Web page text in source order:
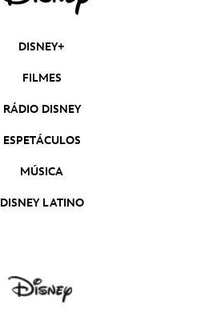
DISNEY+
FILMES
RÁDIO DISNEY
ESPETÁCULOS
MÚSICA
DISNEY LATINO